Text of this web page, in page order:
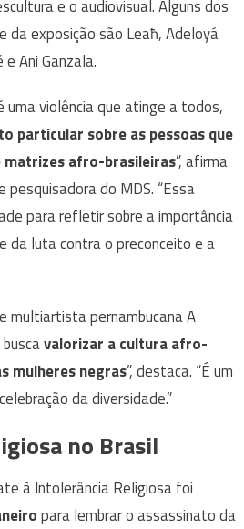
e o audiovisual. Alguns dos
exposição são Leaħ, Adeloyá
Ani Ganzala.
uma violência que atinge a todos,
particular sobre as pessoas que
afro-brasileiras”, afirma
pesquisadora do MDS. “Essa
para refletir sobre a importância
da luta contra o preconceito e a
multiartista pernambucana A
valorizar a cultura afro-
mulheres negras”, destaca. “É um
da diversidade.”
no Brasil
à Intolerância Religiosa foi
para lembrar o assassinato da